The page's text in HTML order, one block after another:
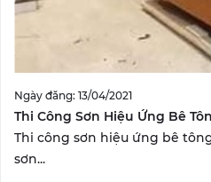
Ngày đăng: 13/04/2021
Thi Công Sơn Hiệu Ứng Bê
Thi công sơn hiệu ứng bê
sơn...